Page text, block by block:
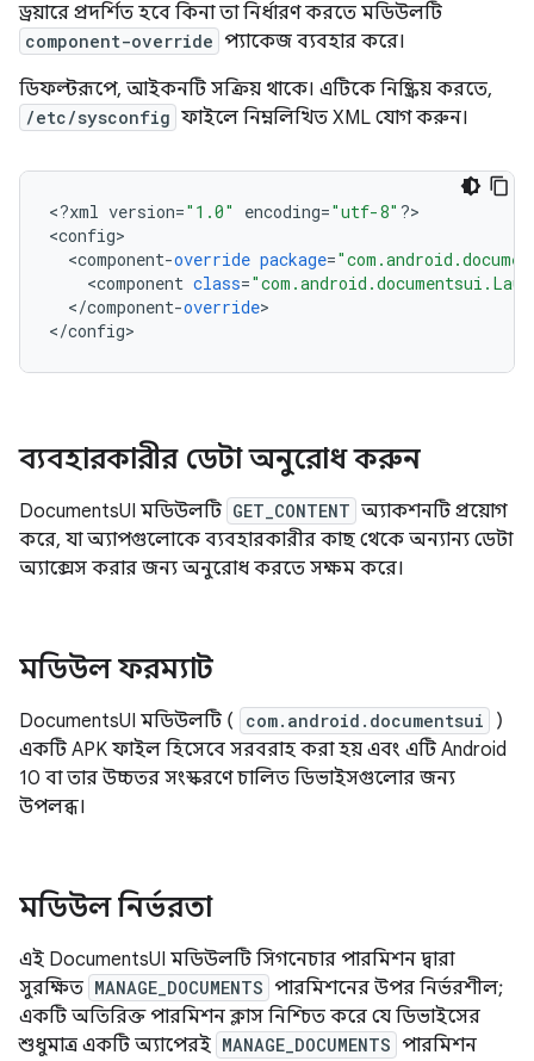
ড্রয়ারে প্রদর্শিত হবে কিনা তা নির্ধারণ করতে মডিউলটি
component-override প্যাকেজ ব্যবহার করে।
ডিফল্টরূপে, আইকনটি সক্রিয় থাকে। এটিকে নিষ্ক্রিয় করতে,
/etc/sysconfig ফাইলে নিম্নলিখিত XML যোগ করুন।
<?xml version="1.0" encoding="utf-8" ?>
<config
<component-override package=
<component class=
</component-override>
</config
ব্যবহারকারীর ডেটা অনুরোধ করুন
DocumentsUI মডিউলটি GET_CONTENT অ্যাকশনটি প্রয়োগ
করে, যা অ্যাপগুলোকে ব্যবহারকারীর কাছ থেকে অন্যান্য ডেটা
অ্যাক্সেস করার জন্য অনুরোধ করতে সক্ষম করে।
মডিউল ফরম্যাট
DocumentsUI মডিউলটি ( com.android.documentsui
)
একটি APK ফাইল হিসেবে সরবরাহ করা হয় এবং এটি Android
10 বা তার উচ্চতর সংস্করণে চালিত ডিভাইসগুলোর জন্য
উপলব্ধ।
মডিউল নির্ভরতা
এই DocumentsUI মডিউলটি সিগনেচার পারমিশন দ্বারা
সুরক্ষিত MANAGE_DOCUMENTS পারমিশনের উপর নির্ভরশীল;
একটি অতিরিক্ত পারমিশন ক্লাস নিশ্চিত করে যে ডিভাইসের
শুধুমাত্র একটি অ্যাপেরই MANAGE_DOCUMENTS পারমিশন